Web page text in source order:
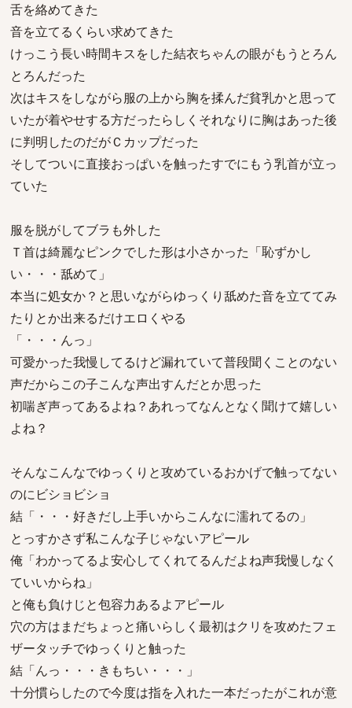
舌を絡めてきた
音を立てるくらい求めてきた
けっこう長い時間キスをした結衣ちゃんの眼がもうとろん
とろんだった
次はキスをしながら服の上から胸を揉んだ貧乳かと思って
いたが着やせする方だったらしくそれなりに胸はあった後
に判明したのだがＣカップだった
そしてついに直接おっぱいを触ったすでにもう乳首が立っ
ていた
服を脱がしてブラも外した
Ｔ首は綺麗なピンクでした形は小さかった「恥ずかし
い・・・舐めて」
本当に処女か？と思いながらゆっくり舐めた音を立ててみ
たりとか出来るだけエロくやる
「・・・んっ」
可愛かった我慢してるけど漏れていて普段聞くことのない
声だからこの子こんな声出すんだとか思った
初喘ぎ声ってあるよね？あれってなんとなく聞けて嬉しい
よね？
そんなこんなでゆっくりと攻めているおかげで触ってない
のにビショビショ
結「・・・好きだし上手いからこんなに濡れてるの」
とっすかさず私こんな子じゃないアピール
俺「わかってるよ安心してくれてるんだよね声我慢しなく
ていいからね」
と俺も負けじと包容力あるよアピール
穴の方はまだちょっと痛いらしく最初はクリを攻めたフェ
ザータッチでゆっくりと触った
結「んっ・・・きもちい・・・」
十分慣らしたので今度は指を入れた一本だったがこれが意